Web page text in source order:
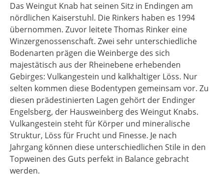
Das Weingut Knab hat seinen Sitz in Endingen am
nördlichen Kaiserstuhl. Die Rinkers haben es 1994
übernommen. Zuvor leitete Thomas Rinker eine
Winzergenossenschaft. Zwei sehr unterschiedliche
Bodenarten prägen die Weinberge des sich
majestätisch aus der Rheinebene erhebenden
Gebirges: Vulkangestein und kalkhaltiger Löss. Nur
selten kommen diese Bodentypen gemeinsam vor. Zu
diesen prädestinierten Lagen gehört der Endinger
Engelsberg, der Hausweinberg des Weingut Knabs.
Vulkangestein steht für Körper und mineralische
Struktur, Löss für Frucht und Finesse. Je nach
Jahrgang können diese unterschiedlichen Stile in den
Topweinen des Guts perfekt in Balance gebracht
werden.